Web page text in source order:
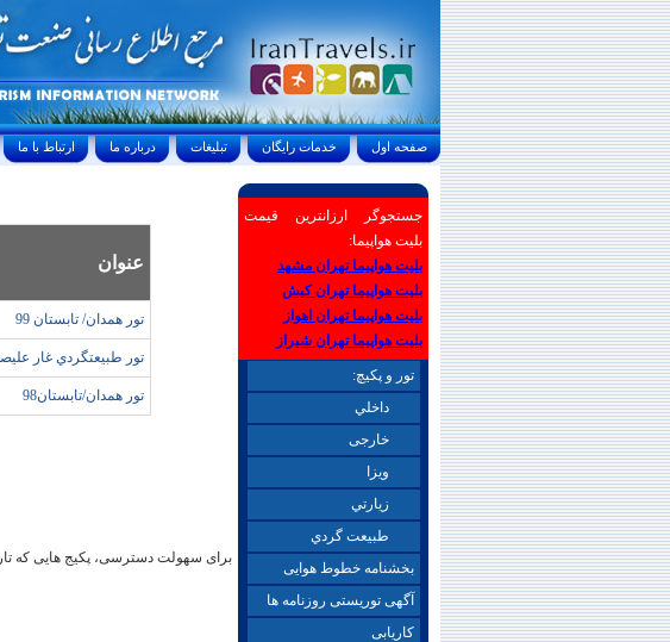
ارتباط با ما درباره ما تبليغات خدمات رايگان صفحه اول
عنوان
تور همدان/ تابستان 99
تور طبيعتگردي غار
تور همدان/تابستان98
برای سهولت دسترسی، پکیج هایی که
جستجوگر ارزانترین قیمت
بلیت هواپیما:
بلیت هواپیما تهران مشهد
بلیت هواپیما تهران کیش
بلیت هواپیما تهران اهواز
بلیت هواپیما تهران شیراز
تور و پکیچ:
داخلي
خارجی
ويزا
زيارتي
طبيعت گردي
بخشنامه خطوط هوایی
آگهی توریستی روزنامه ها
کاریابی